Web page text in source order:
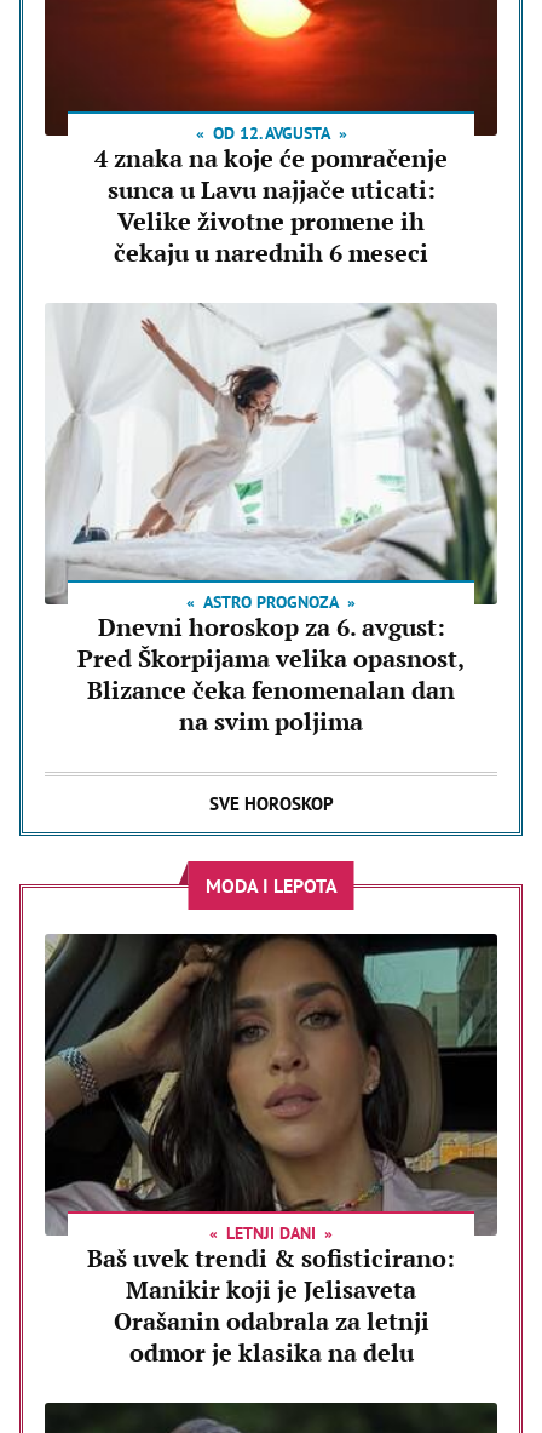
OD 12. AVGUSTA
4 znaka na koje će pomračenje
sunca u Lavu najjače uticati:
Velike životne promene ih
čekaju u narednih 6 meseci
ASTRO PROGNOZA
Dnevni horoskop za 6. avgust:
Pred Škorpijama velika opasnost,
Blizance čeka fenomenalan dan
na svim poljima
SVE HOROSKOP
MODA I LEPOTA
LETNJI DANI
Baš uvek trendi & sofisticirano:
Manikir koji je Jelisaveta
Orašanin odabrala za letnji
odmor je klasika na delu